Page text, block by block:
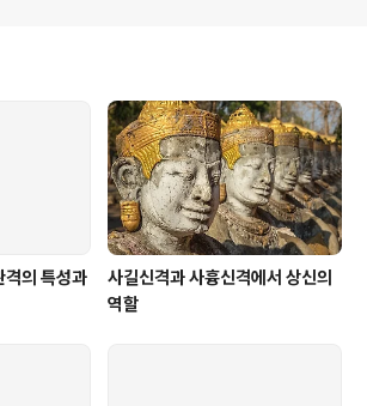
격의 특성과
사길신격과 사흉신격에서 상신의
역할